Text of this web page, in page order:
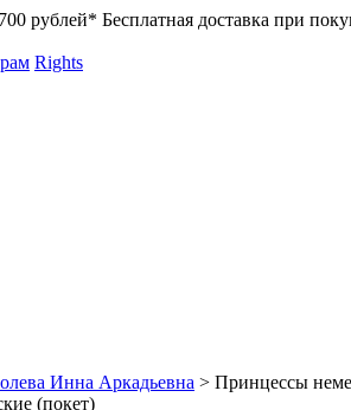
рублей* Бесплатная доставка при
Rights
Инна Аркадьевна > Принцессы